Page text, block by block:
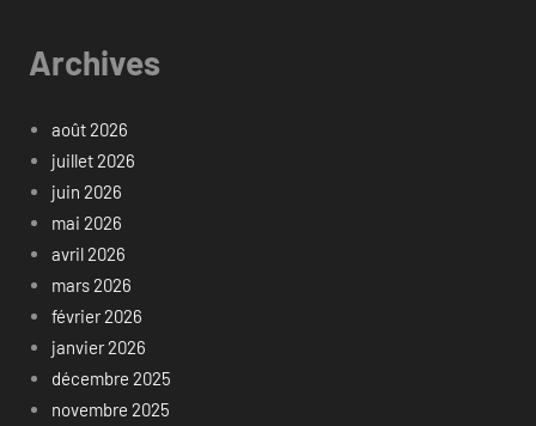
Archives
août 2026
juillet 2026
juin 2026
mai 2026
avril 2026
mars 2026
février 2026
janvier 2026
décembre 2025
novembre 2025